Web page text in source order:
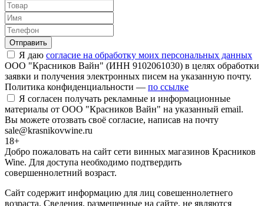
Отправить
Я даю согласие на обработку моих персональных данных
ООО "Красников Вайн" (ИНН 9102061030) в целях обработки
заявки и получения электронных писем на указанную почту.
Политика конфиденциальности — по ссылке
Я согласен получать рекламные и информационные
материалы от ООО "Красников Вайн" на указанный email.
Вы можете отозвать своё согласие, написав на почту
sale@krasnikovwine.ru
18+
Добро пожаловать на сайт сети винных магазинов Красников
Wine. Для доступа необходимо подтвердить
совершеннолетний возраст.
Сайт содержит информацию для лиц совешеннолетнего
возраста. Сведения, размещенные на сайте, не являются